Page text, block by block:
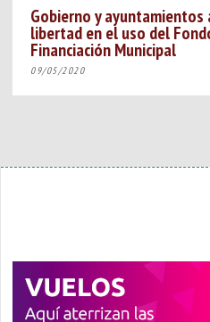
Gobierno y ayuntamientos
libertad en el uso del
Financiación Municipal
09/05/2020